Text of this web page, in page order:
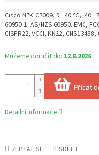
cena:
Můžeme doručit do: 12.8.2026
Přidat
Cisco N7K-C7009, 0 - 40 °C, -40 -
60950-1, AS/NZS 60950, EMC,
CISPR22, VCCI, KN22, CNS13438,
Detailní informace
ZEPTAT SE SDÍLET